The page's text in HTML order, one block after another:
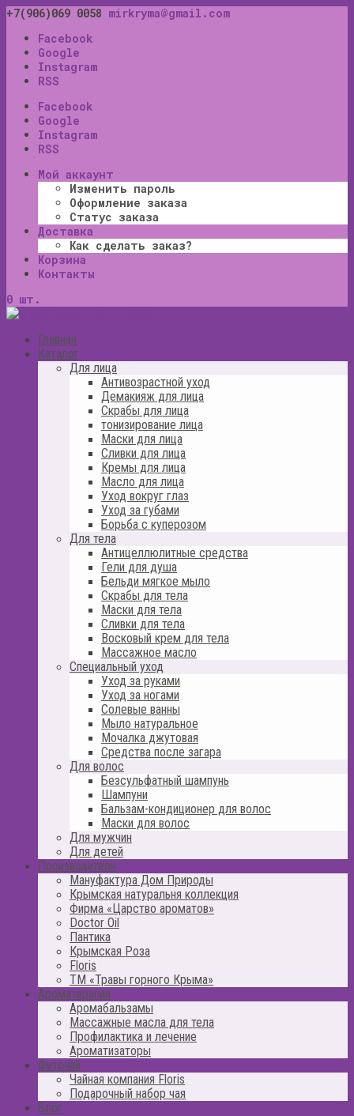
+7(906)069 0058 mirkryma@gmail.com
Facebook
Google
Instagram
RSS
Facebook
Google
Instagram
RSS
Мой аккаунт
Изменить пароль
Оформление заказа
Статус заказа
Доставка
Как сделать заказ?
Корзина
Контакты
0 шт.
Главная
Каталог
Для лица
Антивозрастной уход
Демакияж для лица
Скрабы для лица
тонизирование лица
Маски для лица
Сливки для лица
Кремы для лица
Масло для лица
Уход вокруг глаз
Уход за губами
Борьба с куперозом
Для тела
Антицеллюлитные средства
Гели для душа
Бельди мягкое мыло
Скрабы для тела
Маски для тела
Сливки для тела
Восковый крем для тела
Массажное масло
Специальный уход
Уход за руками
Уход за ногами
Солевые ванны
Мыло натуральное
Мочалка джутовая
Средства после загара
Для волос
Безсульфатный шампунь
Шампуни
Бальзам-кондиционер для волос
Маски для волос
Для мужчин
Для детей
Производители
Мануфактура Дом Природы
Крымская натуральня коллекция
Фирма «Царство ароматов»
Doctor Oil
Пантика
Крымская Роза
Floris
ТМ «Травы горного Крыма»
Ароматерапия
Аромабальзамы
Массажные масла для тела
Профилактика и лечение
Ароматизаторы
Фиточай
Чайная компания Floris
Подарочный набор чая
Блог